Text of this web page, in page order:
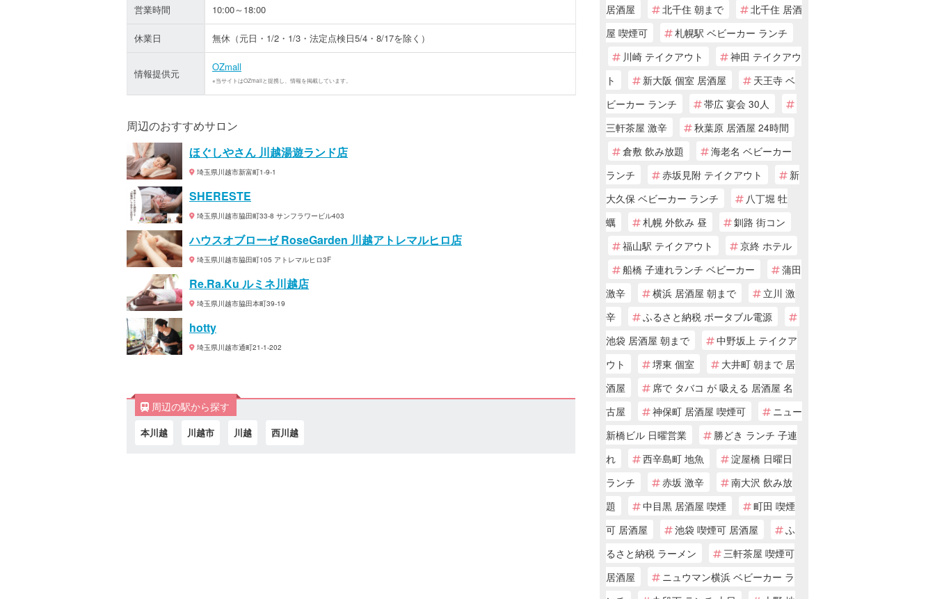
営業時間 10:00～18:00
休業日 無休（元日・1/2・1/3・法定点検日5/4・8/17を除く）
情報提供元
OZmall
※当サイトはOZmallと提携し、情報を掲載しています。
周辺のおすすめサロン
ほぐしやさん 川越湯遊ランド店
埼玉県川越市新富町1-9-1
SHERESTE
埼玉県川越市脇田町33-8 サンフラワービル403
ハウスオブローゼ RoseGarden 川越アトレマルヒロ店
埼玉県川越市脇田町105 アトレマルヒロ3F
Re.Ra.Ku ルミネ川越店
埼玉県川越市脇田本町39-19
hotty
埼玉県川越市通町21-1-202
周辺の駅から探す
本川越 川越市 川越 西川越
居酒屋
北千住 朝まで
北千住 居酒
屋 喫煙可
札幌駅 ベビーカー ランチ
川崎 テイクアウト
神田 テイクアウ
ト
新大阪 個室 居酒屋
天王寺 ベ
ビーカー ランチ
帯広 宴会 30人
三軒茶屋 激辛
秋葉原 居酒屋 24時間
倉敷 飲み放題
海老名 ベビーカー
ランチ
赤坂見附 テイクアウト
新
大久保 ベビーカー ランチ
八丁堀 牡
蠣
札幌 外飲み 昼
釧路 街コン
福山駅 テイクアウト
京終 ホテル
船橋 子連れランチ ベビーカー
蒲田
激辛
横浜 居酒屋 朝まで
立川 激
辛
ふるさと納税 ポータブル電源
池袋 居酒屋 朝まで
中野坂上 テイクア
ウト
堺東 個室
大井町 朝まで 居
酒屋
席で タバコ が 吸える 居酒屋 名
古屋
神保町 居酒屋 喫煙可
ニュー
新橋ビル 日曜営業
勝どき ランチ 子連
れ
西辛島町 地魚
淀屋橋 日曜日
ランチ
赤坂 激辛
南大沢 飲み放
題
中目黒 居酒屋 喫煙
町田 喫煙
可 居酒屋
池袋 喫煙可 居酒屋
ふ
るさと納税 ラーメン
三軒茶屋 喫煙可
居酒屋
ニュウマン横浜 ベビーカー ラ